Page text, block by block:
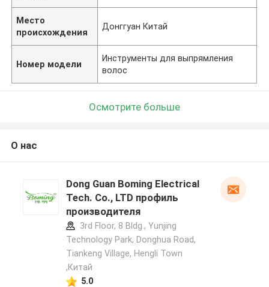
Место
происхождения
Донггуан Китай
Номер модели
Инструменты для выпрямления
волос
Осмотрите больше
О нас
Dong Guan Boming Electrical
Tech. Co., LTD профиль
производителя
3rd Floor, 8 Bldg., Yunjing
Technology Park, Donghua Road,
Tiankeng Village, Hengli Town
,Китай
5.0